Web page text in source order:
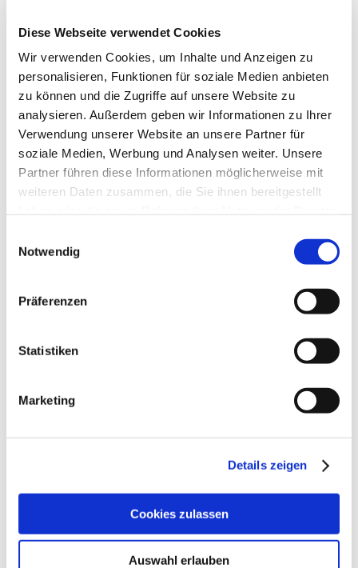
Diese Webseite verwendet Cookies
Wir verwenden Cookies, um Inhalte und Anzeigen zu
personalisieren, Funktionen für soziale Medien anbieten
zu können und die Zugriffe auf unsere Website zu
analysieren. Außerdem geben wir Informationen zu Ihrer
Verwendung unserer Website an unsere Partner für
soziale Medien, Werbung und Analysen weiter. Unsere
Partner führen diese Informationen möglicherweise mit
weiteren Daten zusammen, die Sie ihnen bereitgestellt
Notwendig
Präferenzen
Statistiken
Marketing
Details zeigen
Cookies zulassen
Auswahl erlauben